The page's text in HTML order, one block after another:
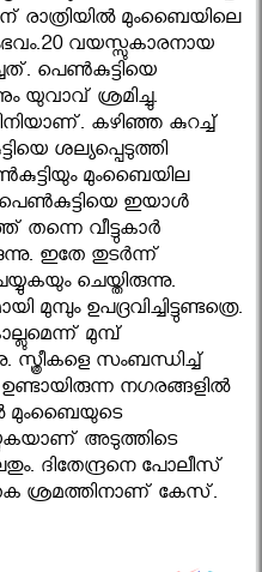
രാത്രിയില്‍ മുംബൈയിലെ
വയസ്സുകാരനായ
പെണ്‍കുട്ടിയെ
യുവാവ് ശ്രമിച്ചു.
കഴിഞ്ഞ കുറച്ച്
ശല്യപ്പെടുത്തി
മുംബൈയില
ഇയാള്‍
തന്നെ വീട്ടുകാര്‍
ഇതേ തുടര്‍ന്ന്
ചെയ്തിരുന്നു.
മുമ്പും ഉപദ്രവിച്ചിട്ടുണ്ടത്രെ.
മുമ്പ്
സ്ത്രീകളെ സംബന്ധിച്ച്
നഗരങ്ങളില്‍
മുംബൈയുടെ
അടുത്തിടെ
ദിതേന്ദ്രനെ പോലീസ്
ശ്രമത്തിനാണ് കേസ്.